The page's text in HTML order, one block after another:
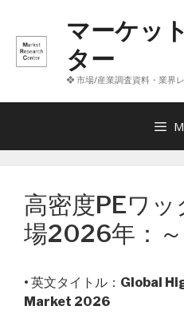
へ
マーケッ
ター
❖ 市場/産業調査資料・業界
高密度PEワ
場2026年：
• 英文タイトル： Global
Market 2026